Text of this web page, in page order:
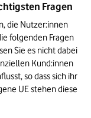
Fragen
die Nutzer:innen
folgenden Fragen
Sie es nicht dabei
Kund:innen
so dass sich ihr
UE stehen diese